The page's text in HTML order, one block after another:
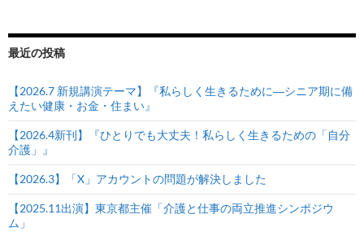
最近の投稿
【2026.7 新規講演テーマ】『私らしく生きるために―シニア期に備
えたい健康・お金・住まい』
【2026.4新刊】『ひとりでも大丈夫！私らしく生きるための「自分
介護」』
【2026.3】「X」アカウントの問題が解決しました
【2025.11出演】東京都主催「介護と仕事の両立推進シンポジウ
ム」